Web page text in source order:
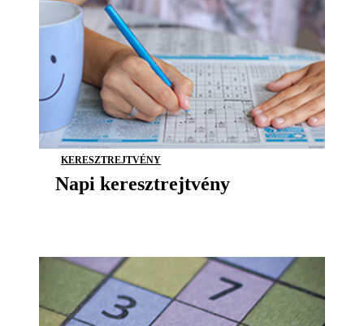
KERESZTREJTVÉNY
Napi keresztrejtvény